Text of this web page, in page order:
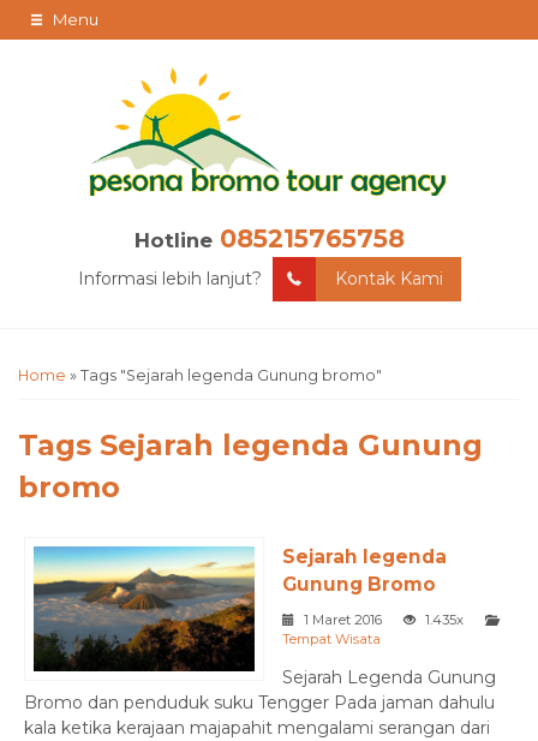
Menu
Hotline 085215765758
Informasi lebih lanjut? Kontak Kami
Home » Tags "Sejarah legenda Gunung bromo"
Tags Sejarah legenda Gunung
bromo
Sejarah legenda
Gunung Bromo
1 Maret 2016
1.435x
Tempat Wisata
Sejarah Legenda Gunung
Bromo dan penduduk suku Tengger Pada jaman dahulu
kala ketika kerajaan majapahit mengalami serangan dari